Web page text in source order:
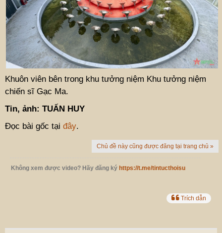
Khuôn viên bên trong khu tưởng niệm Khu tưởng niệm
chiến sĩ Gạc Ma.
Tin, ảnh: TUẤN HUY
Đọc bài gốc tại đây.
Chủ đề này cũng được đăng tại trang chủ »
Không xem được video? Hãy đăng ký https://t.me/tintucthoisu
Trích dẫn